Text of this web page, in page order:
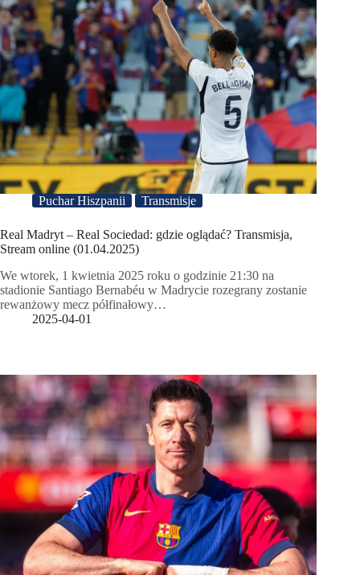
Puchar Hiszpanii Transmisje
Real Madryt – Real Sociedad: gdzie oglądać? Transmisja,
Stream online (01.04.2025)
We wtorek, 1 kwietnia 2025 roku o godzinie 21:30 na
stadionie Santiago Bernabéu w Madrycie rozegrany zostanie
rewanżowy mecz półfinałowy…
2025-04-01